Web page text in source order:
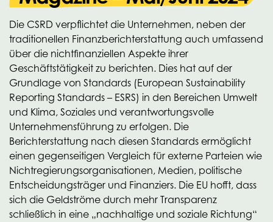
Die CSRD verpflichtet die Unternehmen, neben der
traditionellen Finanzberichterstattung auch umfassend
über die nichtfinanziellen Aspekte ihrer
Geschäftstätigkeit zu berichten. Dies hat auf der
Grundlage von Standards (European Sustainability
Reporting Standards – ESRS) in den Bereichen Umwelt
und Klima, Soziales und verantwortungsvolle
Unternehmensführung zu erfolgen. Die
Berichterstattung nach diesen Standards ermöglicht
einen gegenseitigen Vergleich für externe Parteien wie
Nichtregierungsorganisationen, Medien, politische
Entscheidungsträger und Finanziers. Die EU hofft, dass
sich die Geldströme durch mehr Transparenz
schließlich in eine „nachhaltige und soziale Richtung“